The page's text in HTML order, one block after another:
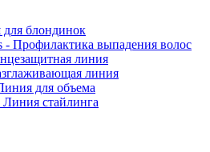
блондинок
- Профилактика выпадения волос
линия
линия
для объема
стайлинга